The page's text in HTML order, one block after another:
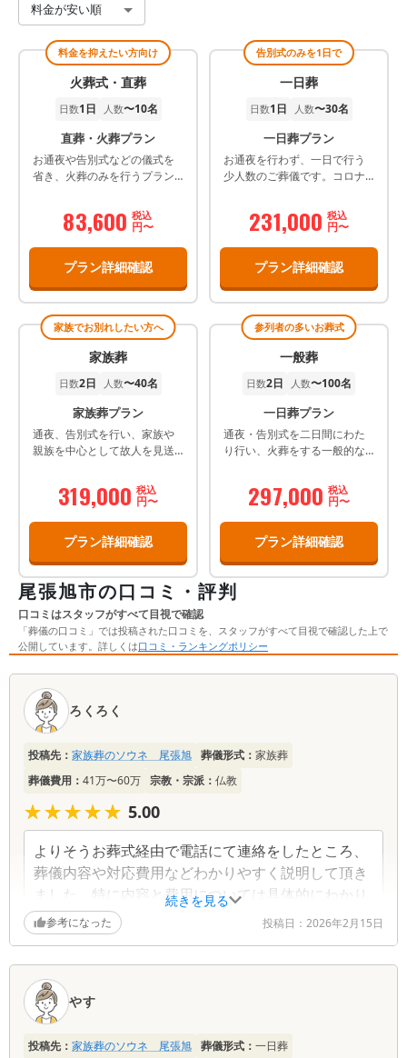
料金が安い順
料金を抑えたい方向け
火葬式・直葬
日数1日 人数〜10名
直葬・火葬プラン
お通夜や告別式などの儀式を
省き、火葬のみを行うプラン
83,600 税込
円〜
プラン詳細確認
告別式のみを1日で
一日葬
日数1日 人数〜30名
一日葬プラン
お通夜を行わず、一日で行う
少人数のご葬儀です。コロナ
231,000 税込
円〜
プラン詳細確認
家族でお別れしたい方へ
家族葬
日数2日 人数〜40名
家族葬プラン
通夜、告別式を行い、家族や
親族を中心として故人を見送
319,000 税込
円〜
プラン詳細確認
参列者の多いお葬式
一般葬
日数2日 人数〜100名
一日葬プラン
通夜・告別式を二日間にわた
り行い、火葬をする一般的な
297,000 税込
円〜
プラン詳細確認
尾張旭市の口コミ・評判
口コミはスタッフがすべて目視で確認
「葬儀の口コミ」では投稿された口コミを、スタッフがすべて目視で確認した上で
公開しています。詳しくは口コミ・ランキングポリシー
口
続きを見る
ろくろく
投稿先： 家族葬のソウネ 尾張旭 葬儀形式： 家族葬
葬儀費用： 41万〜60万 宗教・宗派： 仏教
★★★★★
★★★★★ 5.00
よりそうお葬式経由で電話にて連絡をしたところ、
葬儀内容や対応費用などわかりやすく説明して頂き
ました。特に内容と費用については具体的にわかり
やすい提示がされていました。直接に家族葬のソウ
ネ尾張旭さんに連絡した場合との違いの有無はわか
りませんが、こちら側の要望も話しあいの中で丁寧
に対応して頂き感謝しています。斎場は白で統一さ
れ清潔感があり、隣接の控室には応接セットや２式
のベット、お風呂なども完備されていたので、通夜
で宿泊した親族も満足していました。
参考になった 投稿日： 2026年2月15日
やす
投稿先： 家族葬のソウネ 尾張旭 葬儀形式： 一日葬